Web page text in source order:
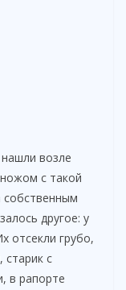
возле
с такой
собственным
другое: у
отсекли грубо,
с
в рапорте